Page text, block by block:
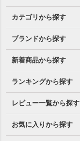
カテゴリから探す
ブランドから探す
新着商品から探す
ランキングから探す
レビュー一覧から探す
お気に入りから探す